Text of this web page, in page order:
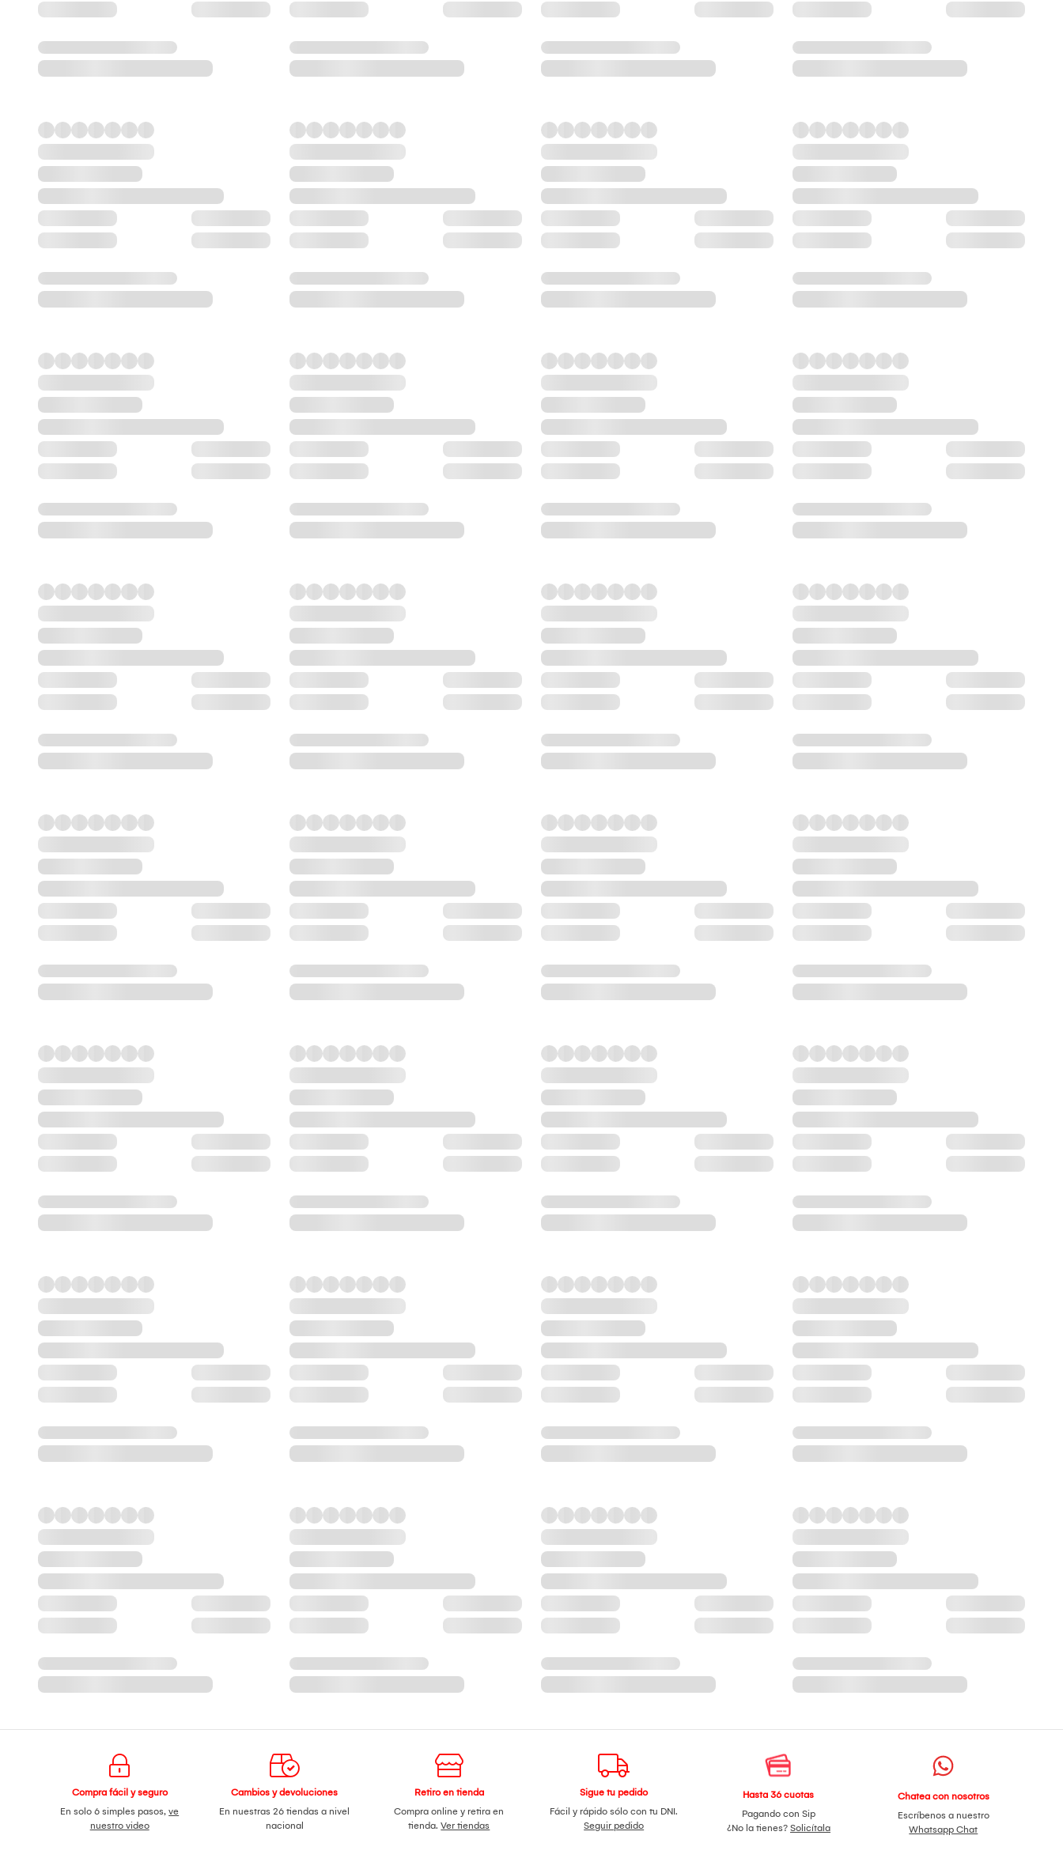
Compra fácil y seguro
En solo 6 simples pasos,ve
nuestro video
Cambios y devoluciones
En nuestras 26 tiendas a nivel
nacional
Retiro en tienda
Compra online y retira en
tienda.Ver tiendas
Sigue tu pedido
Fácil y rápido sólo con tu DNI.
Seguir pedido
Hasta 36 cuotas
Pagando con Sip
¿No la tienes? Solicítala
Chatea con nosotros
Escríbenos a nuestro
Whatsapp Chat